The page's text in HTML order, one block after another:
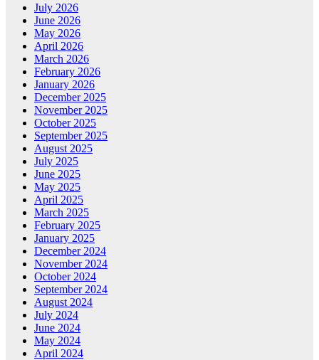
July 2026
June 2026
May 2026
April 2026
March 2026
February 2026
January 2026
December 2025
November 2025
October 2025
September 2025
August 2025
July 2025
June 2025
May 2025
April 2025
March 2025
February 2025
January 2025
December 2024
November 2024
October 2024
September 2024
August 2024
July 2024
June 2024
May 2024
April 2024